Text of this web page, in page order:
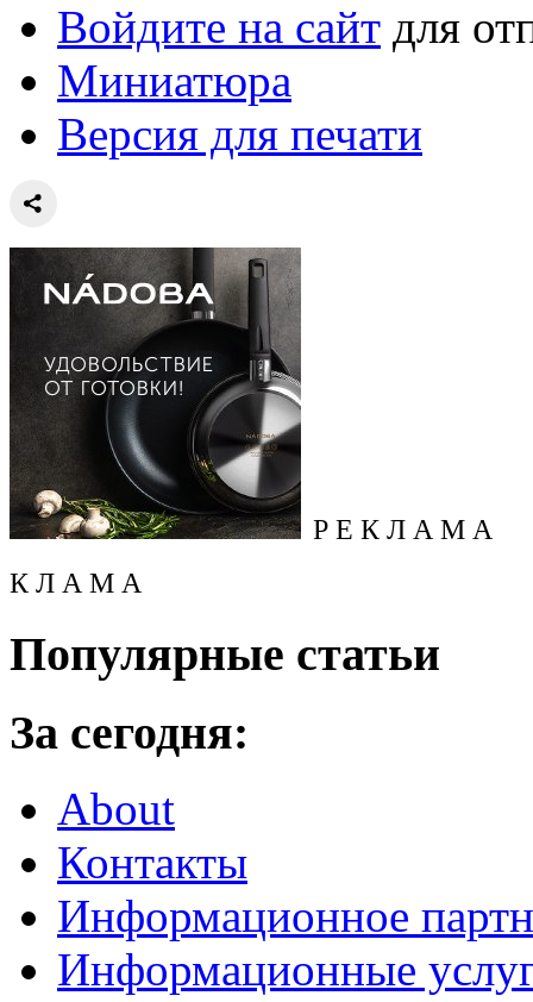
Войдите на сайт для
Миниатюра
Версия для печати
Р Е К Л А М А
К Л А М А
Популярные статьи
За сегодня:
About
Контакты
Информационное
Информационные